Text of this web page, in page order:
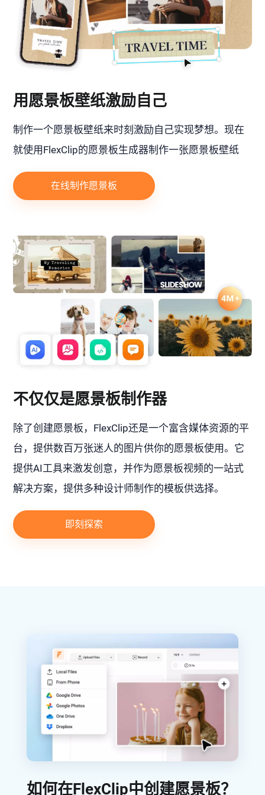
用愿景板壁纸激励自己
制作一个愿景板壁纸来时刻激励自己实现梦想。现在
就使用FlexClip的愿景板生成器制作一张愿景板壁纸
在线制作愿景板
不仅仅是愿景板制作器
除了创建愿景板，FlexClip还是一个富含媒体资源的平
台，提供数百万张迷人的图片供你的愿景板使用。它
提供AI工具来激发创意，并作为愿景板视频的一站式
解决方案，提供多种设计师制作的模板供选择。
即刻探索
如何在FlexClip中创建愿景板？